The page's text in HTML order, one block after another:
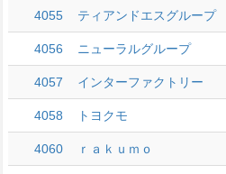
4055 ティアンドエスグループ
4056 ニューラルグループ
4057 インターファクトリー
4058 トヨクモ
4060 ｒａｋｕｍｏ